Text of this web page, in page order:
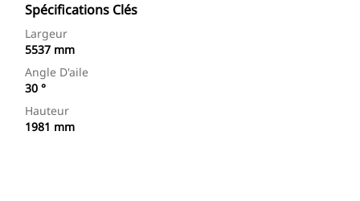
Spécifications Clés
Largeur
5537 mm
Angle D'aile
30 °
Hauteur
1981 mm